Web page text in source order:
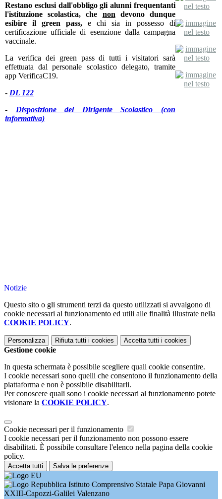
Restano esclusi dall'obbligo gli alunni frequentanti
l'istituzione scolastica, che non devono dunque
esibire il green pass, e chi sia in possesso di
certificazione ufficiale di esenzione dalla campagna
vaccinale.
La verifica dei green pass di tutti i visitatori sarà
effettuata dal personale scolastico delegato, tramite
app VerificaC19.
- DL 122
- Disposizione del Dirigente Scolastico (con
informativa)
Notizie
Questo sito o gli strumenti terzi da questo utilizzati si avvalgono di
cookie necessari al funzionamento ed utili alle finalità illustrate nella
COOKIE POLICY.
Personalizza Rifiuta tutti i cookies Accetta tutti i cookies
Gestione cookie
In questa schermata è possibile scegliere quali cookie consentire.
I cookie necessari sono quelli che consentono il funzionamento della
piattaforma e non è possibile disabilitarli.
Per conoscere quali sono i cookie necessari al funzionamento potete
visionare la COOKIE POLICY.
Cookie necessari per il funzionamento
I cookie necessari per il funzionamento non possono essere
disabilitati. È possibile consultare l'elenco nella pagina della cookie
policy.
Accetta tutti Salva le preferenze
Istituto Comprensivo Statale Papa Giovanni
XXIII-Capozzi-Galilei Valenzano